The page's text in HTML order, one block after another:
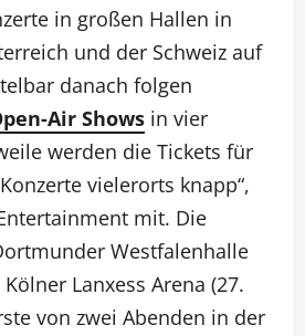
in großen Hallen in
und der Schweiz auf
danach folgen
Air Shows in vier
werden die Tickets für
vielerorts knapp“,
mit. Die
Westfalenhalle
Lanxess Arena (27.
von zwei Abenden in der